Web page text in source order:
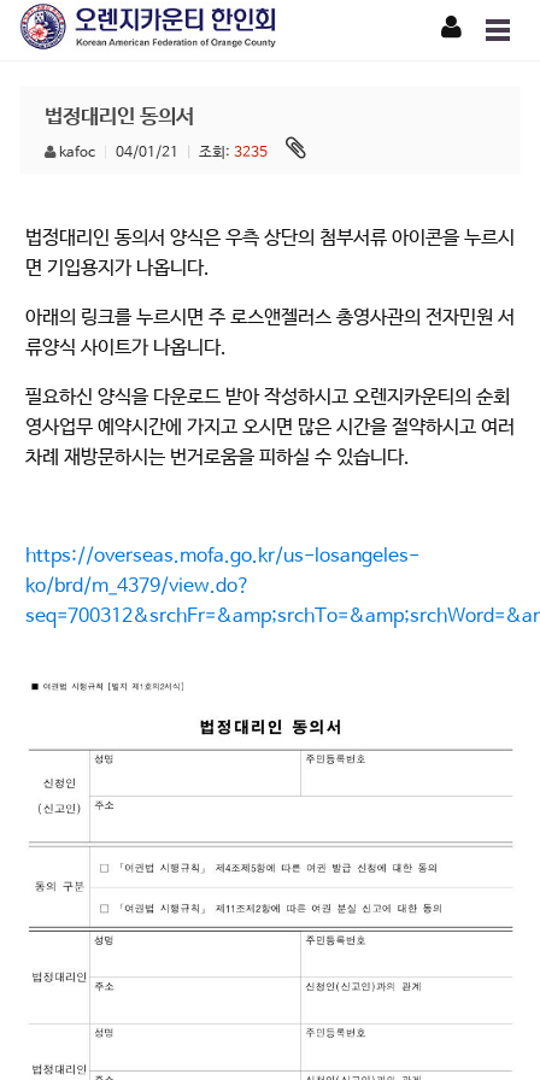
법정대리인 동의서
kafoc 04/01/21 조회: 3235
법정대리인 동의서 양식은 우측 상단의 첨부서류 아이콘을 누르시
면 기입용지가 나옵니다.
아래의 링크를 누르시면 주 로스앤젤러스 총영사관의 전자민원 서
류양식 사이트가 나옵니다.
필요하신 양식을 다운로드 받아 작성하시고 오렌지카운티의 순회
영사업무 예약시간에 가지고 오시면 많은 시간을 절약하시고 여러
차례 재방문하시는 번거로움을 피하실 수 있습니다.
https://overseas.mofa.go.kr/us-losangeles-
ko/brd/m_4379/view.do?